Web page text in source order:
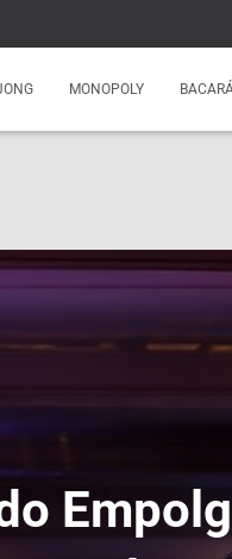
MONOPOLY